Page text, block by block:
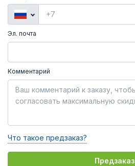
Эл. почта
Комментарий
Что такое предзаказ?
Предзаказ